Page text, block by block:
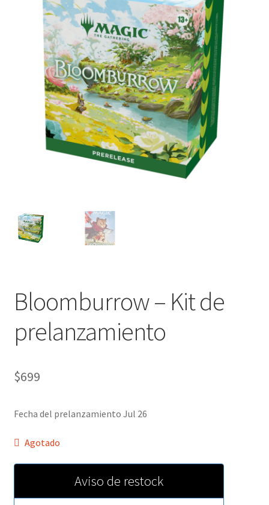
Bloomburrow – Kit de
prelanzamiento
$699
Fecha del prelanzamiento Jul 26
Agotado
Aviso de restock